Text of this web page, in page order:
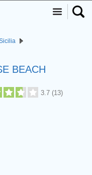
BEACH
3.7 (13)